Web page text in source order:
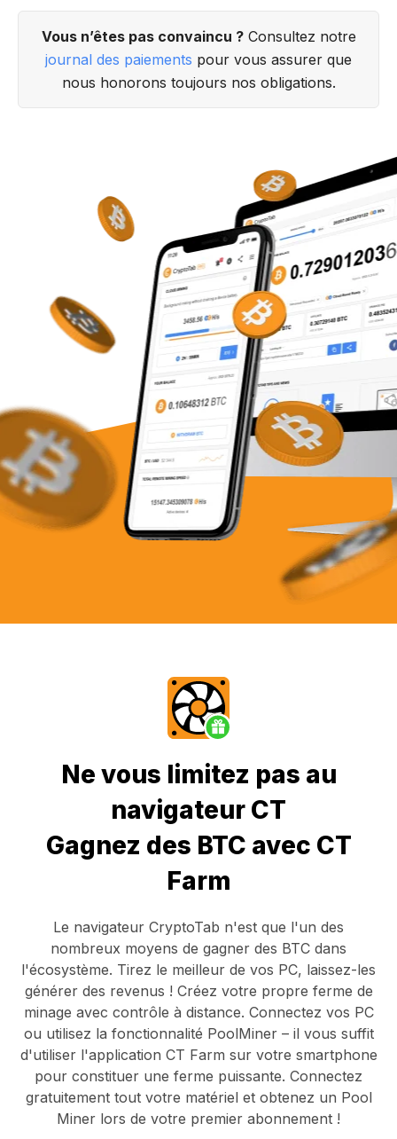
Vous n’êtes pas convaincu ?Consultez notre
journal des paiements pour vous assurer que
nous honorons toujours nos obligations.
Ne vous limitez pas au
navigateur CT
Gagnez des BTC avec CT
Farm
Le navigateur CryptoTab n'est que l'un des
nombreux moyens de gagner des BTC dans
l'écosystème. Tirez le meilleur de vos PC, laissez-les
générer des revenus ! Créez votre propre ferme de
minage avec contrôle à distance. Connectez vos PC
ou utilisez la fonctionnalité PoolMiner– il vous suffit
d'utiliser l'application CT Farm sur votre smartphone
pour constituer une ferme puissante. Connectez
gratuitement tout votre matériel et obtenez un Pool
Miner lors de votre premier abonnement !